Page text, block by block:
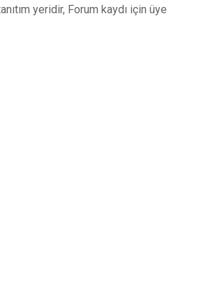
yeridir, Forum kaydı için üye